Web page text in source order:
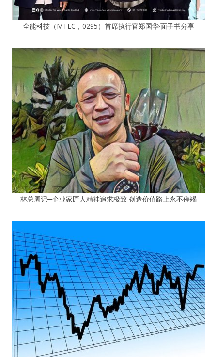
全能科技（MTEC，0295）首席执行官郑国华·面子书分享
林总周记─企业家匠人精神追求极致 创造价值路上永不停竭